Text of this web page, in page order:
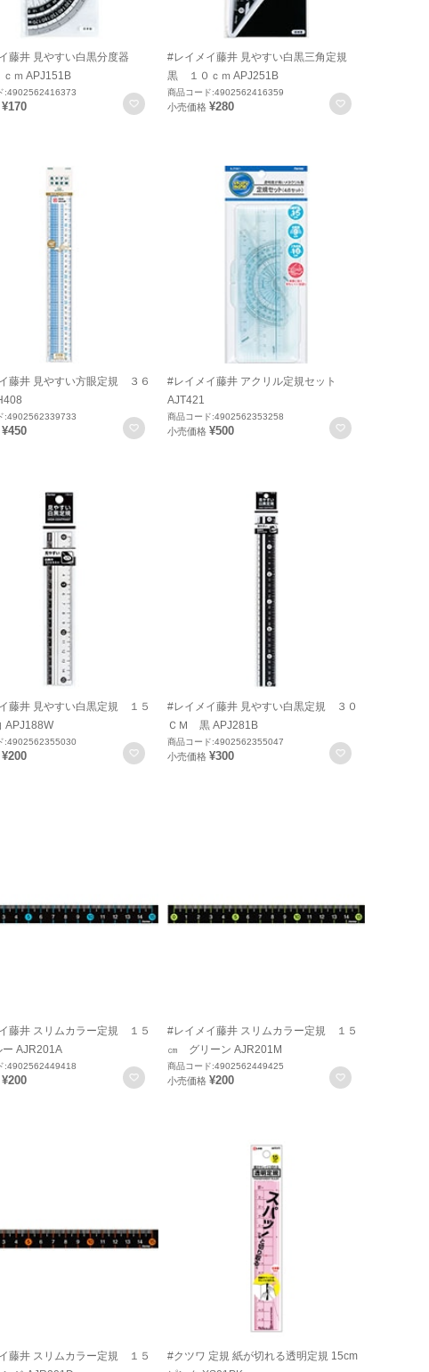
登録
藤井 見やすい白黒分度器
ｍ APJ151B
:4902562416373
¥170 お気に入りに登録
#レイメイ藤井 見やすい白黒三角定規
黒 １０ｃｍ APJ251B
商品コード:4902562416359
小売価格 ¥280
登録
藤井 見やすい方眼定規 ３６
:4902562339733
¥450 お気に入りに登録
#レイメイ藤井 アクリル定規セット
AJT421
商品コード:4902562353258
小売価格 ¥500
登録
藤井 見やすい白黒定規 １５
:4902562355030
¥200 お気に入りに登録
#レイメイ藤井 見やすい白黒定規 ３０
ＣＭ 黒 APJ281B
商品コード:4902562355047
小売価格 ¥300
登録
藤井 スリムカラー定規 １５
AJR201A
:4902562449418
¥200 お気に入りに登録
#レイメイ藤井 スリムカラー定規 １５
㎝ グリーン AJR201M
商品コード:4902562449425
小売価格 ¥200
藤井 スリムカラー定規 １５
#クツワ 定規 紙が切れる透明定規 15cm